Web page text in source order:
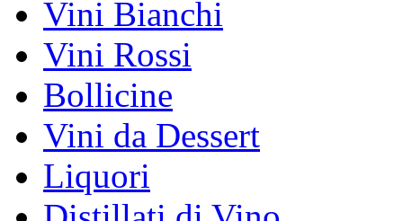
Vini Bianchi
Vini Rossi
Bollicine
Vini da Dessert
Liquori